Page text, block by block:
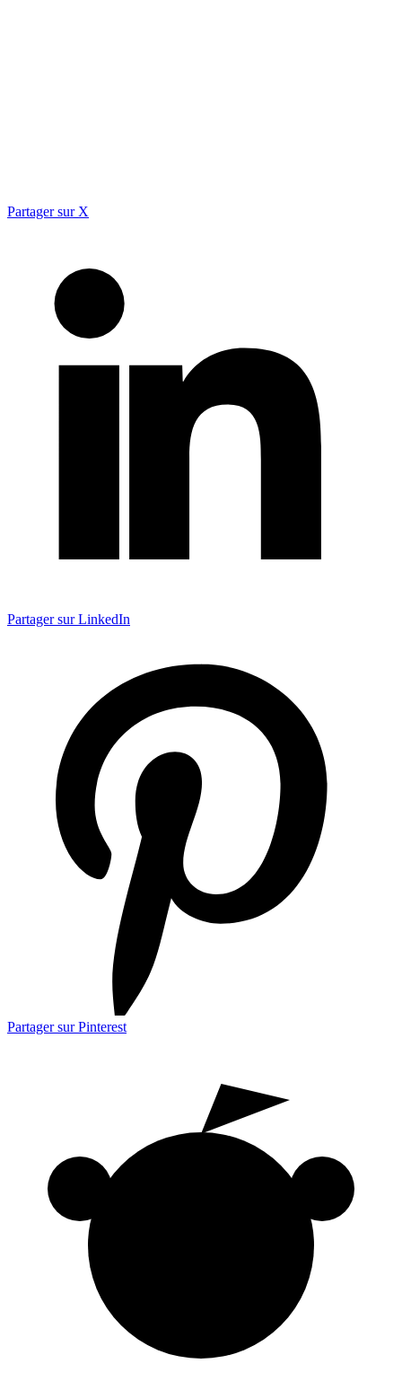
Partager sur X
Partager sur LinkedIn
Partager sur Pinterest